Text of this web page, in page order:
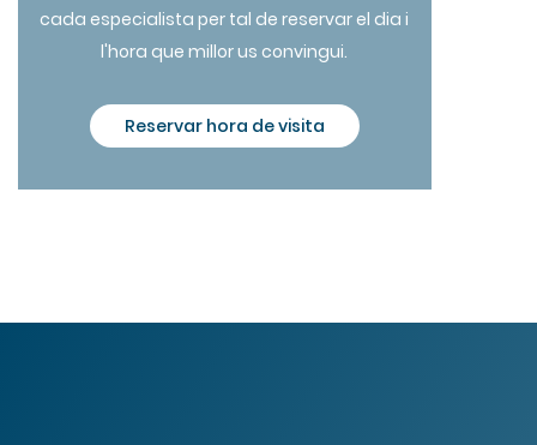
cada especialista per tal de reservar el dia i
l'hora que millor us convingui.
Reservar hora de visita